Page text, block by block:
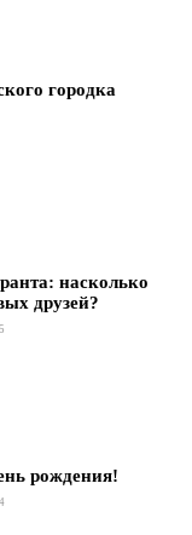
городка
насколько
друзей?
рождения!